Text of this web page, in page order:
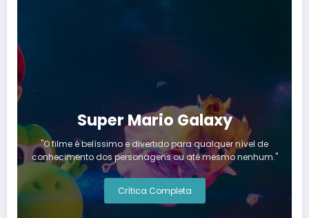
Super Mario Galaxy
"O filme é belíssimo e divertido para qualquer nível de
conhecimento dos personagens ou até mesmo nenhum."
Crítica Completa